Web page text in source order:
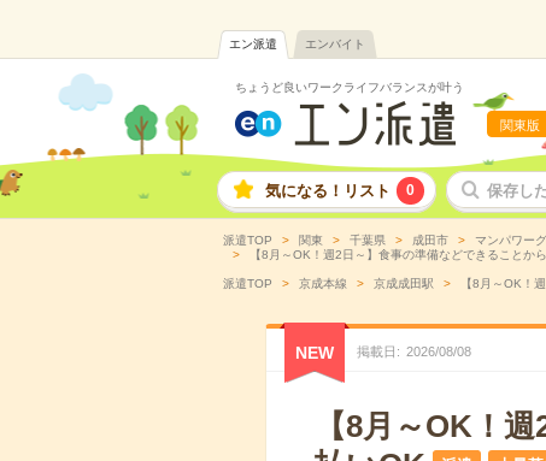
エン派遣 エンバイト
ちょうど良いワークライフバランスが叶う
関東版
気になる！リスト 0 保存し
派遣TOP 関東 千葉県 成田市
マンパワー
【8月～OK！週2日～】食事の準備などできること
派遣TOP 京成本線 京成成田駅 【8月～OK！
NEW 掲載日 2026/08/08
【8月～OK！